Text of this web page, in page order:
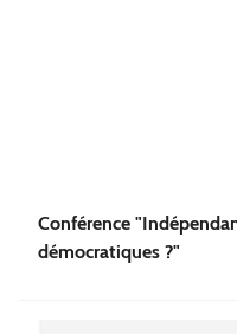
Conférence
démocratiques ?"